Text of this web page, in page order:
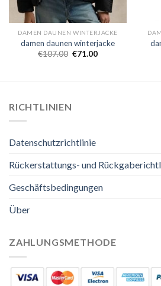
DAMEN DAUNEN WINTERJACKE
damen daunen winterjacke
€107.00 €71.00
RICHTLINIEN
Datenschutzrichtlinie
Rückerstattungs- und
Geschäftsbedingungen
Über
ZAHLUNGSMETHODE